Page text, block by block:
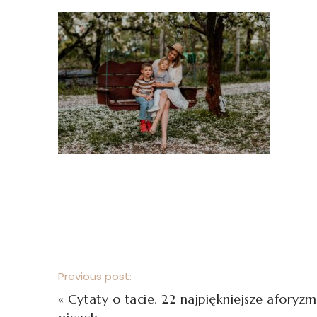
Previous post:
« Cytaty o tacie. 22 najpiękniejsze